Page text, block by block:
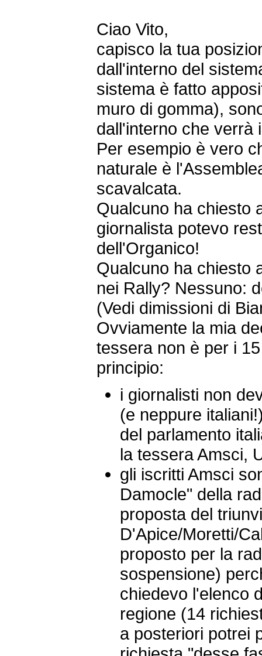
Ciao Vito,
capisco la tua
dall'interno del
sistema è fatto
muro di gomma),
dall'interno che verrà
Per esempio è vero
naturale è
scavalcata.
Qualcuno ha chiesto
giornalista potevo
dell'Organico!
Qualcuno ha chiesto
nei Rally? Nessuno:
(Vedi dimissioni di
Ovviamente la mia
tessera non è per i
principio:
i giornalisti non
(e neppure
del parlamento
la tessera Amsci,
gli iscritti Amsci
Damocle" della
proposta del
D'Apice/Moretti/
proposto per la
sospensione)
chiedevo l'elenco
regione (14
a posteriori potrei